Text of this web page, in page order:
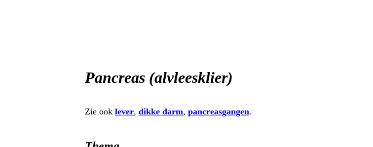
Pancreas (alvleesklier)
Zie ook lever, dikke darm, pancreasgangen.